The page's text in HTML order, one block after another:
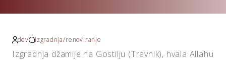
dev Izgradnja/renoviranje
Izgradnja džamije na Gostilju (Travnik), hvala Allahu